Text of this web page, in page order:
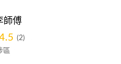
師傅
(2)
區